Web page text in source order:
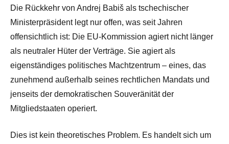
Die Rückkehr von Andrej Babiš als tschechischer
Ministerpräsident legt nur offen, was seit Jahren
offensichtlich ist: Die EU-Kommission agiert nicht länger
als neutraler Hüter der Verträge. Sie agiert als
eigenständiges politisches Machtzentrum – eines, das
zunehmend außerhalb seines rechtlichen Mandats und
jenseits der demokratischen Souveränität der
Mitgliedstaaten operiert.
Dies ist kein theoretisches Problem. Es handelt sich um